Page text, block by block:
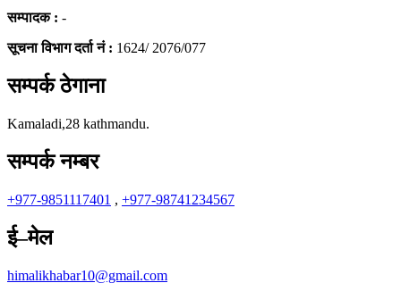
सम्पादक : -
सूचना विभाग दर्ता नं : 1624/ 2076/077
सम्पर्क ठेगाना
Kamaladi,28 kathmandu.
सम्पर्क नम्बर
+977-9851117401 , +977-98741234567
ई–मेल
himalikhabar10@gmail.com